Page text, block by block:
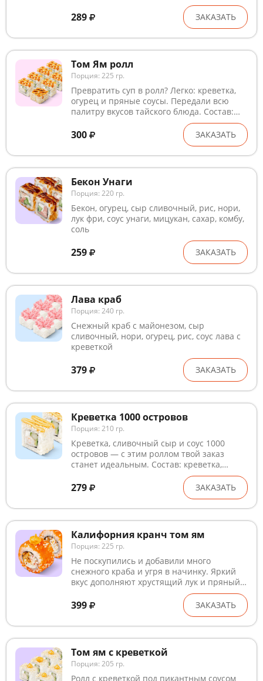
289 ЗАКАЗАТЬ
Том Ям ролл
Порция: 225 гр.
Превратить суп в ролл? Легко: креветка,
огурец и пряные соусы. Передали всю
палитру вкусов тайского блюда. Состав:
креветка, нори, рис, сыр сливочный,
огурец, кунжут белый, соус том ям, соус
унаги, мицукан, сахар, комбу, соль
300 ЗАКАЗАТЬ
Бекон Унаги
Порция: 220 гр.
Бекон, огурец, сыр сливочный, рис, нори,
лук фри, соус унаги, мицукан, сахар, комбу,
соль
259 ЗАКАЗАТЬ
Лава краб
Порция: 240 гр.
Снежный краб с майонезом, сыр
сливочный, нори, огурец, рис, соус лава с
креветкой
379 ЗАКАЗАТЬ
Креветка 1000 островов
Порция: 210 гр.
Креветка, сливочный сыр и соус 1000
островов — с этим роллом твой заказ
станет идеальным. Состав: креветка,
кунжут белый, нори, огурец, рис, соус 1000
островов, сыр сливочный, мицукан, сахар,
279 ЗАКАЗАТЬ
Калифорния кранч том ям
Порция: 225 гр.
Не поскупились и добавили много
снежного краба и угря в начинку. Яркий
вкус дополняют хрустящий лук и пряный
соус том ям. Состав: краб с майонезом,
угорь, кунжут, лук кранч, нори, рис, соус
том ям, сыр сливочный, тобико, мицукан,
сахар, комбу, соль
399 ЗАКАЗАТЬ
Том ям с креветкой
Порция: 205 гр.
Ролл с креветкой под пикантным соусом